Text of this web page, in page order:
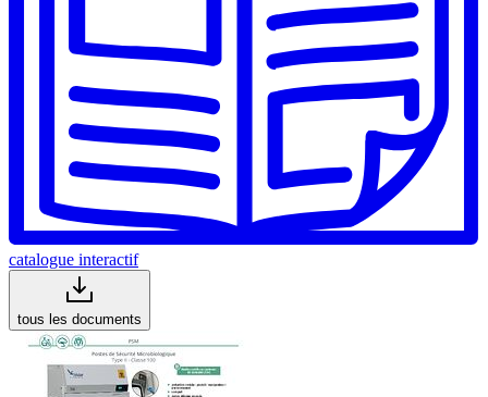
catalogue interactif
tous les documents